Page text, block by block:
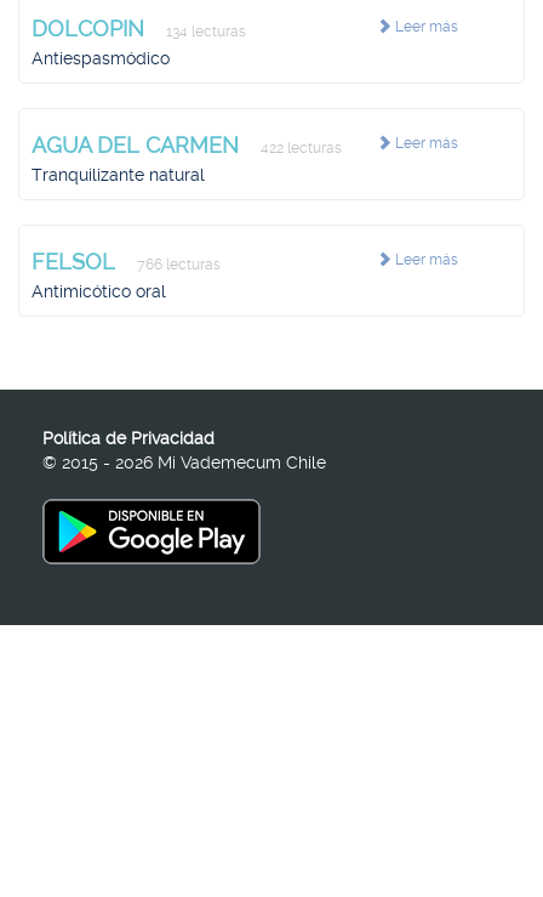
Leer más
DOLCOPIN 134 lecturas
Antiespasmódico
Leer más
AGUA DEL CARMEN 422 lecturas
Tranquilizante natural
Leer más
FELSOL 766 lecturas
Antimicótico oral
Política de Privacidad
© 2015 - 2026 Mi Vademecum Chile